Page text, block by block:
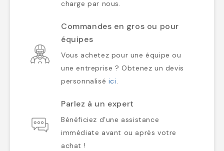
charge par nous.
Commandes en gros ou pour
équipes
Vous achetez pour une équipe ou
une entreprise ? Obtenez un devis
personnalisé ici.
Parlez à un expert
Bénéficiez d’une assistance
immédiate avant ou après votre
achat !